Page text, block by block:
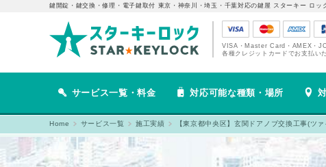
鍵開錠・鍵交換・修理・電子鍵取付 東京・神奈川・埼玉・千葉対応の鍵屋 スターキー ロッ
VISA・Master Card・AMEX・
各種クレジットカードでお支払い
サービス一覧・料金 対応可能な種類・場所
Home サービス一覧 施工実績 【東京都中央区】玄関ドアノブ交換工事(ツ